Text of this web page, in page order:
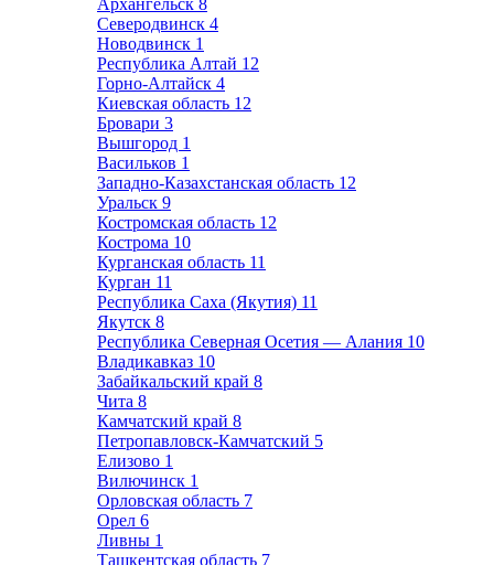
Архангельск 8
Северодвинск 4
Новодвинск 1
Республика Алтай 12
Горно-Алтайск 4
Киевская область 12
Бровари 3
Вышгород 1
Васильков 1
Западно-Казахстанская область 12
Уральск 9
Костромская область 12
Кострома 10
Курганская область 11
Курган 11
Республика Саха (Якутия) 11
Якутск 8
Республика Северная Осетия — Алания 10
Владикавказ 10
Забайкальский край 8
Чита 8
Камчатский край 8
Петропавловск-Камчатский 5
Елизово 1
Вилючинск 1
Орловская область 7
Орел 6
Ливны 1
Ташкентская область 7